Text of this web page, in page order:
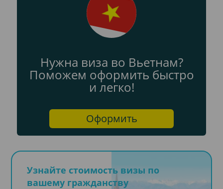
Нужна виза во Вьетнам?
Поможем оформить быстро
и легко!
Оформить
Узнайте стоимость визы по
вашему гражданству